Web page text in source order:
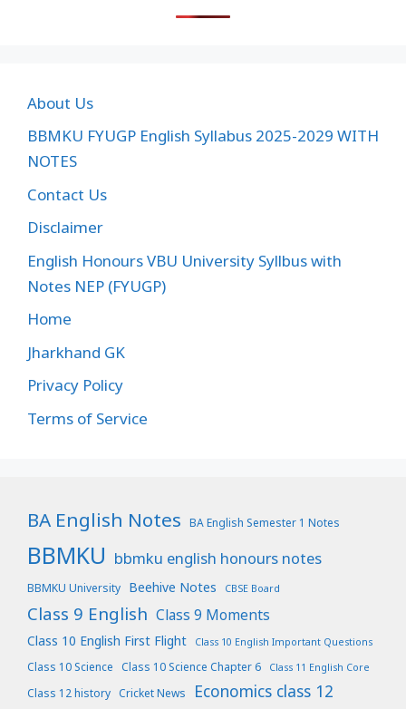
About Us
BBMKU FYUGP English Syllabus 2025-2029 WITH
NOTES
Contact Us
Disclaimer
English Honours VBU University Syllbus with
Notes NEP (FYUGP)
Home
Jharkhand GK
Privacy Policy
Terms of Service
BA English Notes BA English Semester 1 Notes
BBMKU bbmku english honours notes
BBMKU University Beehive Notes CBSE Board
Class 9 English Class 9 Moments
Class 10 English First Flight Class 10 English Important Questions
Class 10 Science Class 10 Science Chapter 6 Class 11 English Core
Class 12 history Cricket News Economics class 12